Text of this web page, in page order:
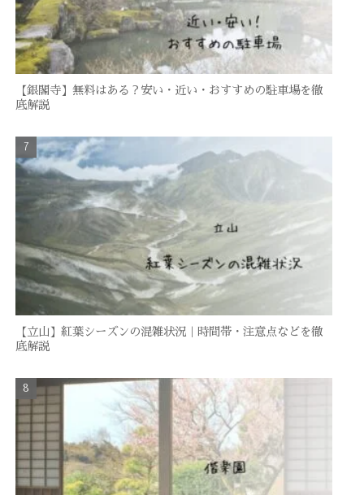
【銀閣寺】無料はある？安い・近い・おすすめの駐車場を徹
底解説
【立山】紅葉シーズンの混雑状況｜時間帯・注意点などを徹
底解説